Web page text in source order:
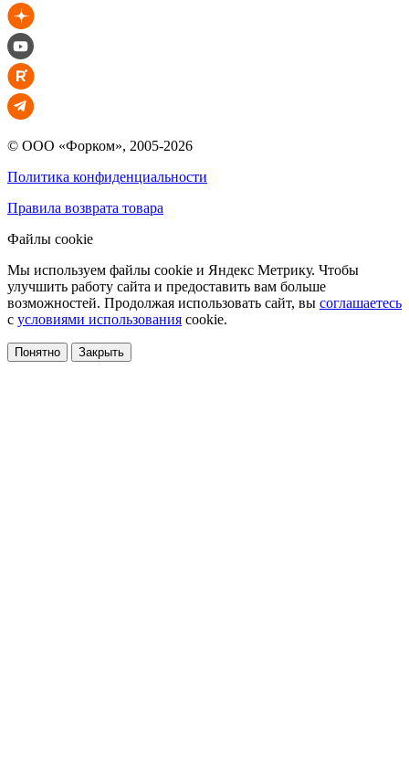
© ООО «Форком», 2005-2026
Политика конфиденциальности
Правила возврата товара
Файлы cookie
Мы используем файлы cookie и Яндекс Метрику. Чтобы
улучшить работу сайта и предоставить вам больше
возможностей. Продолжая использовать сайт, вы соглашаетесь
с условиями использования cookie.
Понятно Закрыть